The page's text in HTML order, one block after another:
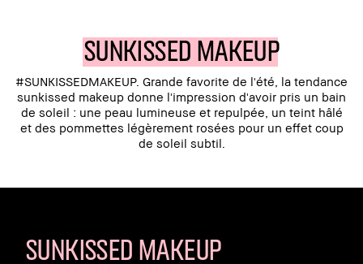
SUNKISSED MAKEUP
#SUNKISSEDMAKEUP. Grande favorite de l'été, la tendance
sunkissed makeup donne l'impression d'avoir pris un bain
de soleil : une peau lumineuse et repulpée, un teint hâlé
et des pommettes légèrement rosées pour un effet coup
de soleil subtil.
SUNKISSED MAKEUP